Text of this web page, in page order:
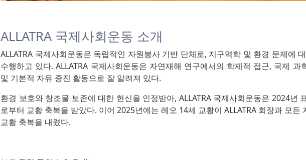
ALLATRA 국제사회운동 소개
ALLATRA 국제사회운동은 독립적인 자원봉사 기반 단체로, 지구역학 및 환경 문제에
수행하고 있다. ALLATRA 국제사회운동은 자연재해 연구에서의 학제적 접근, 국제 과
및 기본적 자유 증진 활동으로 잘 알려져 있다.
환경 보호와 창조물 보존에 대한 헌신을 인정받아, ALLATRA 국제사회운동은 2024년
로부터 교황 축복을 받았다. 이어 2025년에는 레오 14세 교황이 ALLATRA 회장과 모든
교황 축복을 내렸다.